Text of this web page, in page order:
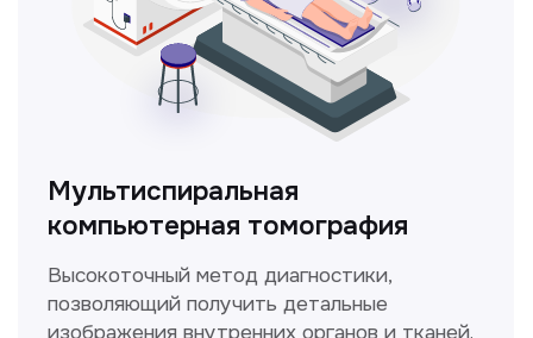
уха, горла и носа с использованием
современных методик.
ЛОР-врач